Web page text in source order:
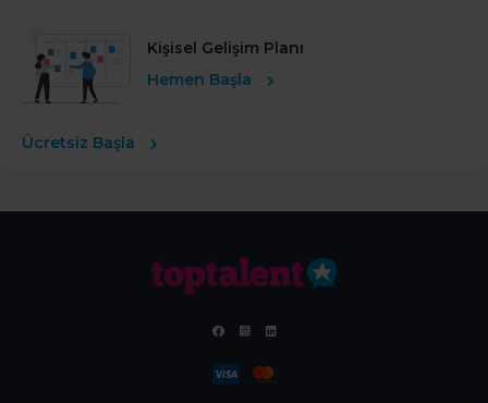
Kişisel Gelişim Planı
Hemen Başla
Ücretsiz Başla